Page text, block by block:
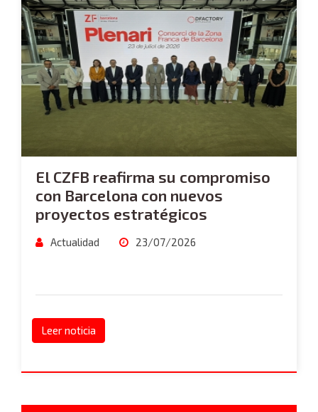
El CZFB reafirma su compromiso
con Barcelona con nuevos
proyectos estratégicos
Actualidad 23/07/2026
Leer noticia